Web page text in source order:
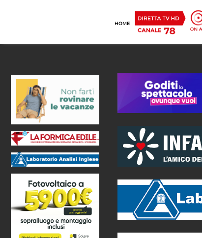
HOME